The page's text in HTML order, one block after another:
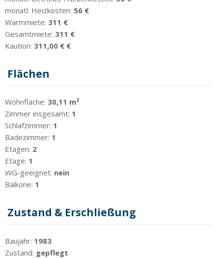
monatl. Heizkosten: 56 €
Warmmiete: 311 €
Gesamtmiete: 311 €
Kaution: 311,00 € €
Flächen
Wohnfläche: 30,11 m²
Zimmer insgesamt: 1
Schlafzimmer: 1
Badezimmer: 1
Etagen: 2
Etage: 1
WG-geeignet: nein
Balkone: 1
Zustand & Erschließung
Baujahr: 1983
Zustand: gepflegt